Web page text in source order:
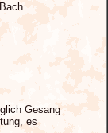
Gesang
es